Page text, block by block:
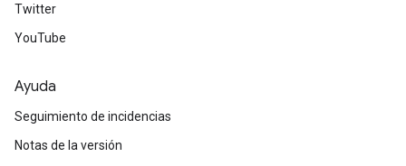
Twitter
YouTube
Ayuda
Seguimiento de incidencias
Notas de la versión